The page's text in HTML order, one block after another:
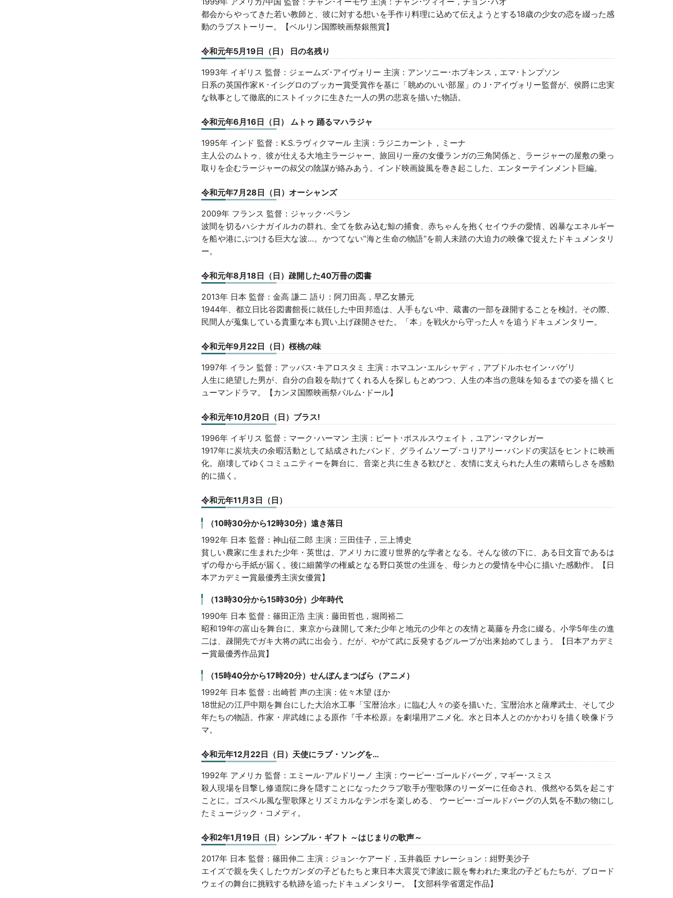
都会からやってきた若い教師と、彼に対する想いを手作り料理に込めて伝えようとする18歳の少女の恋を綴った感
動のラブストーリー。【ベルリン国際映画祭銀熊賞】
令和元年5月19日（日） 日の名残り
1993年 イギリス 監督：ジェームズ･アイヴォリー 主演：アンソニー･ホプキンス，エマ･トンプソン
日系の英国作家Ｋ･イシグロのブッカー賞受賞作を基に「眺めのいい部屋」のＪ･アイヴォリー監督が、侯爵に忠実
な執事として徹底的にストイックに生きた一人の男の悲哀を描いた物語。
令和元年6月16日（日） ムトゥ 踊るマハラジャ
1995年 インド 監督：K.S.ラヴィクマール 主演：ラジニカーント，ミーナ
主人公のムトゥ、彼が仕える大地主ラージャー、旅回り一座の女優ランガの三角関係と、ラージャーの屋敷の乗っ
取りを企むラージャーの叔父の陰謀が絡みあう。インド映画旋風を巻き起こした、エンターテインメント巨編。
令和元年7月28日（日）オーシャンズ
2009年 フランス 監督：ジャック･ペラン
波間を切るハシナガイルカの群れ、全てを飲み込む鯨の捕食、赤ちゃんを抱くセイウチの愛情、凶暴なエネルギー
を船や港にぶつける巨大な波…。かつてない“海と生命の物語”を前人未踏の大迫力の映像で捉えたドキュメンタリ
ー。
令和元年8月18日（日）疎開した40万冊の図書
2013年 日本 監督：金高 謙二 語り：阿刀田高，早乙女勝元
1944年、都立日比谷図書館長に就任した中田邦造は、人手もない中、蔵書の一部を疎開することを検討。その際、
民間人が蒐集している貴重な本も買い上げ疎開させた。「本」を戦火から守った人々を追うドキュメンタリー。
令和元年9月22日（日）桜桃の味
1997年 イラン 監督：アッバス･キアロスタミ 主演：ホマユン･エルシャディ，アブドルホセイン･バゲリ
人生に絶望した男が、自分の自殺を助けてくれる人を探しもとめつつ、人生の本当の意味を知るまでの姿を描くヒ
ューマンドラマ。【カンヌ国際映画祭パルム･ドール】
令和元年10月20日（日）ブラス!
1996年 イギリス 監督：マーク･ハーマン 主演：ピート･ポスルスウェイト，ユアン･マクレガー
1917年に炭坑夫の余暇活動として結成されたバンド、グライムソープ･コリアリー･バンドの実話をヒントに映画
化。崩壊してゆくコミュニティーを舞台に、音楽と共に生きる歓びと、友情に支えられた人生の素晴らしさを感動
的に描く。
令和元年11月3日（日）
（10時30分から12時30分）遠き落日
1992年 日本 監督：神山征二郎 主演：三田佳子，三上博史
貧しい農家に生まれた少年・英世は、アメリカに渡り世界的な学者となる。そんな彼の下に、ある日文盲であるは
ずの母から手紙が届く。後に細菌学の権威となる野口英世の生涯を、母シカとの愛情を中心に描いた感動作。【日
本アカデミー賞最優秀主演女優賞】
（13時30分から15時30分）少年時代
1990年 日本 監督：篠田正浩 主演：藤田哲也，堀岡裕二
昭和19年の富山を舞台に、東京から疎開して来た少年と地元の少年との友情と葛藤を丹念に綴る。小学5年生の進
二は、疎開先でガキ大将の武に出会う。だが、やがて武に反発するグループが出来始めてしまう。【日本アカデミ
ー賞最優秀作品賞】
（15時40分から17時20分）せんぼんまつばら（アニメ）
1992年 日本 監督：出崎哲 声の主演：佐々木望 ほか
18世紀の江戸中期を舞台にした大治水工事「宝暦治水」に臨む人々の姿を描いた、宝暦治水と薩摩武士、そして少
年たちの物語。作家・岸武雄による原作『千本松原』を劇場用アニメ化。水と日本人とのかかわりを描く映像ドラ
マ。
令和元年12月22日（日）天使にラブ・ソングを…
1992年 アメリカ 監督：エミール･アルドリーノ 主演：ウーピー･ゴールドバーグ，マギー･スミス
殺人現場を目撃し修道院に身を隠すことになったクラブ歌手が聖歌隊のリーダーに任命され、俄然やる気を起こす
ことに。ゴスペル風な聖歌隊とリズミカルなテンポを楽しめる、 ウーピー･ゴールドバーグの人気を不動の物にし
たミュージック・コメディ。
令和2年1月19日（日）シンプル・ギフト ～はじまりの歌声～
2017年 日本 監督：篠田伸二 主演：ジョン･ケアード，玉井義臣 ナレーション：紺野美沙子
エイズで親を失くしたウガンダの子どもたちと東日本大震災で津波に親を奪われた東北の子どもたちが、ブロード
ウェイの舞台に挑戦する軌跡を追ったドキュメンタリー。【文部科学省選定作品】